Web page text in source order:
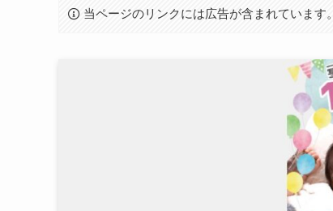
当ページのリンクには広告が含まれています。